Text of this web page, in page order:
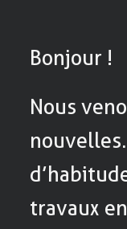
Bonjour !
Nous
travaux